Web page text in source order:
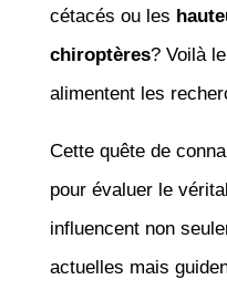
cétacés ou les
chiroptères? Voilà
alimentent les
Cette quête de
pour évaluer le
influencent non
actuelles mais